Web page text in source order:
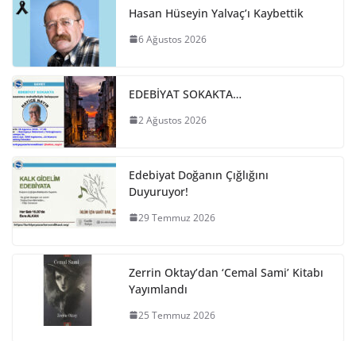
Hasan Hüseyin Yalvaç’ı Kaybettik
6 Ağustos 2026
EDEBİYAT SOKAKTA…
2 Ağustos 2026
Edebiyat Doğanın Çığlığını
Duyuruyor!
29 Temmuz 2026
Zerrin Oktay’dan ‘Cemal Sami’ Kitabı
Yayımlandı
25 Temmuz 2026